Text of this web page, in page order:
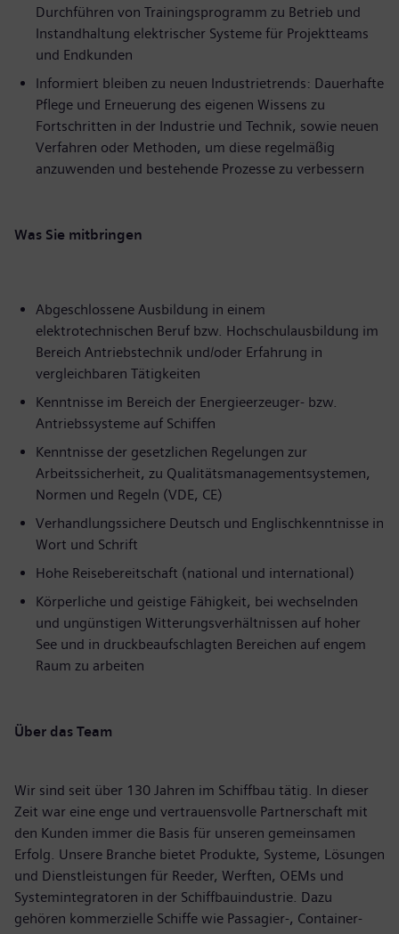
Durchführen von Trainingsprogramm zu Betrieb und
Instandhaltung elektrischer Systeme für Projektteams
und Endkunden
Informiert bleiben zu neuen Industrietrends: Dauerhafte
Pflege und Erneuerung des eigenen Wissens zu
Fortschritten in der Industrie und Technik, sowie neuen
Verfahren oder Methoden, um diese regelmäßig
anzuwenden und bestehende Prozesse zu verbessern
Was Sie mitbringen
Abgeschlossene Ausbildung in einem
elektrotechnischen Beruf bzw. Hochschulausbildung im
Bereich Antriebstechnik und/oder Erfahrung in
vergleichbaren Tätigkeiten
Kenntnisse im Bereich der Energieerzeuger- bzw.
Antriebssysteme auf Schiffen
Kenntnisse der gesetzlichen Regelungen zur
Arbeitssicherheit, zu Qualitätsmanagementsystemen,
Normen und Regeln (VDE, CE)
Verhandlungssichere Deutsch und Englischkenntnisse in
Wort und Schrift
Hohe Reisebereitschaft (national und international)
Körperliche und geistige Fähigkeit, bei wechselnden
und ungünstigen Witterungsverhältnissen auf hoher
See und in druckbeaufschlagten Bereichen auf engem
Raum zu arbeiten
Über das Team
Wir sind seit über 130 Jahren im Schiffbau tätig. In dieser
Zeit war eine enge und vertrauensvolle Partnerschaft mit
den Kunden immer die Basis für unseren gemeinsamen
Erfolg. Unsere Branche bietet Produkte, Systeme, Lösungen
und Dienstleistungen für Reeder, Werften, OEMs und
Systemintegratoren in der Schiffbauindustrie. Dazu
gehören kommerzielle Schiffe wie Passagier-, Container-